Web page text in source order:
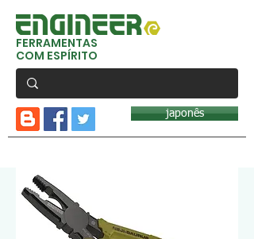
FERRAMENTAS
COM ESPÍRITO
japonês